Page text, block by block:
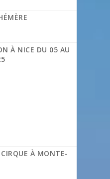
À NICE DU 05 AU
CIRQUE À MONTE-